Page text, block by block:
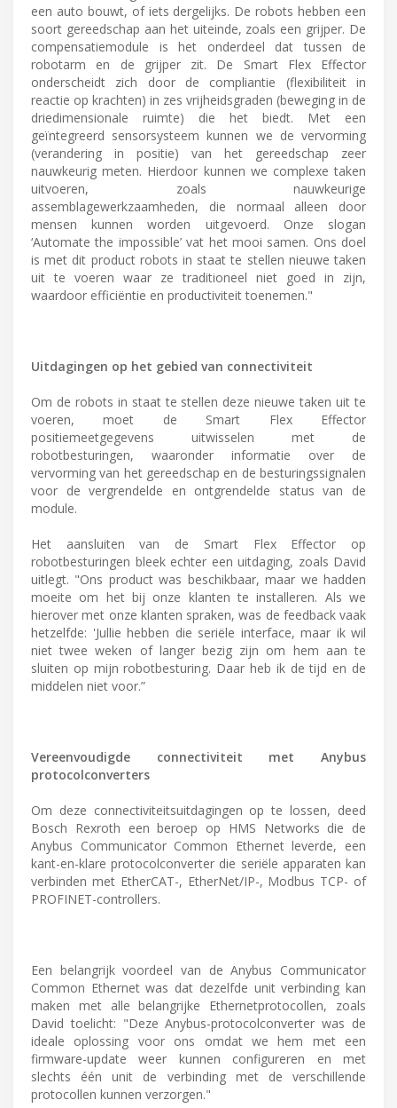
een auto bouwt, of iets dergelijks. De robots hebben een
soort gereedschap aan het uiteinde, zoals een grijper. De
compensatiemodule is het onderdeel dat tussen de
robotarm en de grijper zit. De Smart Flex Effector
onderscheidt zich door de compliantie (flexibiliteit in
reactie op krachten) in zes vrijheidsgraden (beweging in de
driedimensionale ruimte) die het biedt. Met een
geïntegreerd sensorsysteem kunnen we de vervorming
(verandering in positie) van het gereedschap zeer
nauwkeurig meten. Hierdoor kunnen we complexe taken
uitvoeren, zoals nauwkeurige
assemblagewerkzaamheden, die normaal alleen door
mensen kunnen worden uitgevoerd. Onze slogan
‘Automate the impossible’ vat het mooi samen. Ons doel
is met dit product robots in staat te stellen nieuwe taken
uit te voeren waar ze traditioneel niet goed in zijn,
waardoor efficiëntie en productiviteit toenemen."
Uitdagingen op het gebied van connectiviteit
Om de robots in staat te stellen deze nieuwe taken uit te
voeren, moet de Smart Flex Effector
positiemeetgegevens uitwisselen met de
robotbesturingen, waaronder informatie over de
vervorming van het gereedschap en de besturingssignalen
voor de vergrendelde en ontgrendelde status van de
module.
Het aansluiten van de Smart Flex Effector op
robotbesturingen bleek echter een uitdaging, zoals David
uitlegt. "Ons product was beschikbaar, maar we hadden
moeite om het bij onze klanten te installeren. Als we
hierover met onze klanten spraken, was de feedback vaak
hetzelfde: 'Jullie hebben die seriële interface, maar ik wil
niet twee weken of langer bezig zijn om hem aan te
sluiten op mijn robotbesturing. Daar heb ik de tijd en de
middelen niet voor.”
Vereenvoudigde connectiviteit met Anybus
protocolconverters
Om deze connectiviteitsuitdagingen op te lossen, deed
Bosch Rexroth een beroep op HMS Networks die de
Anybus Communicator Common Ethernet leverde, een
kant-en-klare protocolconverter die seriële apparaten kan
verbinden met EtherCAT-, EtherNet/IP-, Modbus TCP- of
PROFINET-controllers.
Een belangrijk voordeel van de Anybus Communicator
Common Ethernet was dat dezelfde unit verbinding kan
maken met alle belangrijke Ethernetprotocollen, zoals
David toelicht: "Deze Anybus-protocolconverter was de
ideale oplossing voor ons omdat we hem met een
firmware-update weer kunnen configureren en met
slechts één unit de verbinding met de verschillende
protocollen kunnen verzorgen."